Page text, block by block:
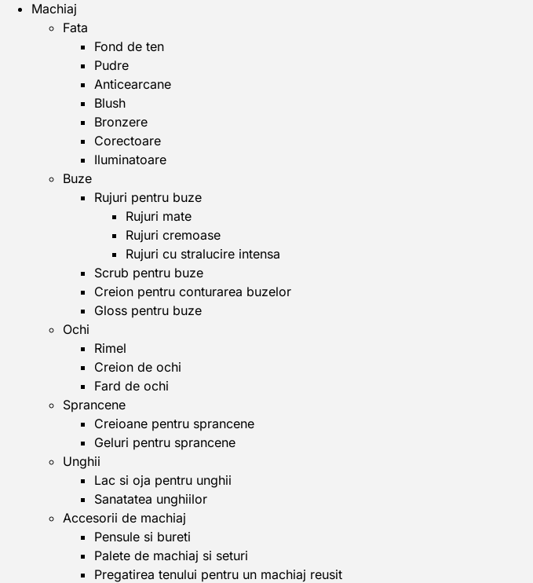
Machiaj
Fata
Fond de ten
Pudre
Anticearcane
Blush
Bronzere
Corectoare
Iluminatoare
Buze
Rujuri pentru buze
Rujuri mate
Rujuri cremoase
Rujuri cu stralucire intensa
Scrub pentru buze
Creion pentru conturarea buzelor
Gloss pentru buze
Ochi
Rimel
Creion de ochi
Fard de ochi
Sprancene
Creioane pentru sprancene
Geluri pentru sprancene
Unghii
Lac si oja pentru unghii
Sanatatea unghiilor
Accesorii de machiaj
Pensule si bureti
Palete de machiaj si seturi
Pregatirea tenului pentru un machiaj reusit